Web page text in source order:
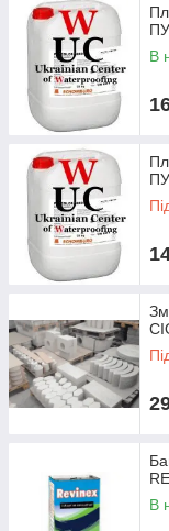
Добавка для
попереднього
В
В